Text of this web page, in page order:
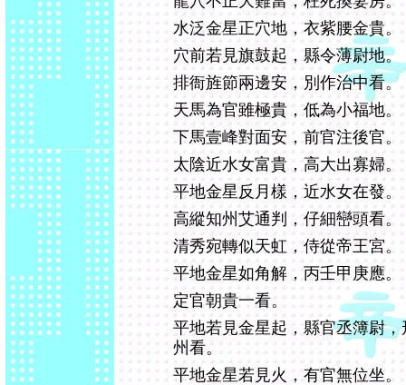
水泛金星正穴地，衣紫腰金貴。
穴前若見旗鼓起，縣令薄尉地。
排衙旌節兩邊安，別作治中看。
天馬為官雖極貴，低為小福地。
下馬壹峰對面安，前官注後官。
太陰近水女富貴，高大出寡婦。
平地金星反月樣，近水女在發。
高縱知州艾通判，仔細巒頭看。
清秀宛轉似天虹，侍從帝王宮。
平地金星如角解，丙壬甲庚應。
定官朝貴一看。
平地若見金星起，縣官丞簿尉
州看。
平地金星若見火，有官無位坐。